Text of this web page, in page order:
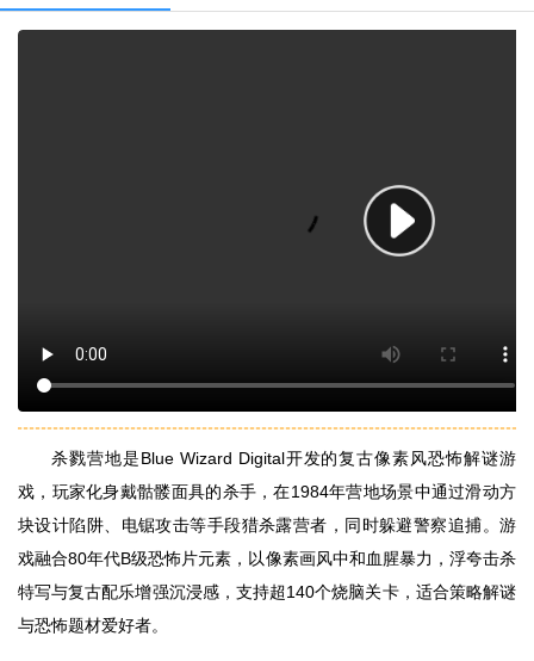
杀戮营地是Blue Wizard Digital开发的复古像素风恐怖解谜游
戏，玩家化身戴骷髅面具的杀手，在1984年营地场景中通过滑动方
块设计陷阱、电锯攻击等手段猎杀露营者，同时躲避警察追捕。游
戏融合80年代B级恐怖片元素，以像素画风中和血腥暴力，浮夸击杀
特写与复古配乐增强沉浸感，支持超140个烧脑关卡，适合策略解谜
与恐怖题材爱好者。